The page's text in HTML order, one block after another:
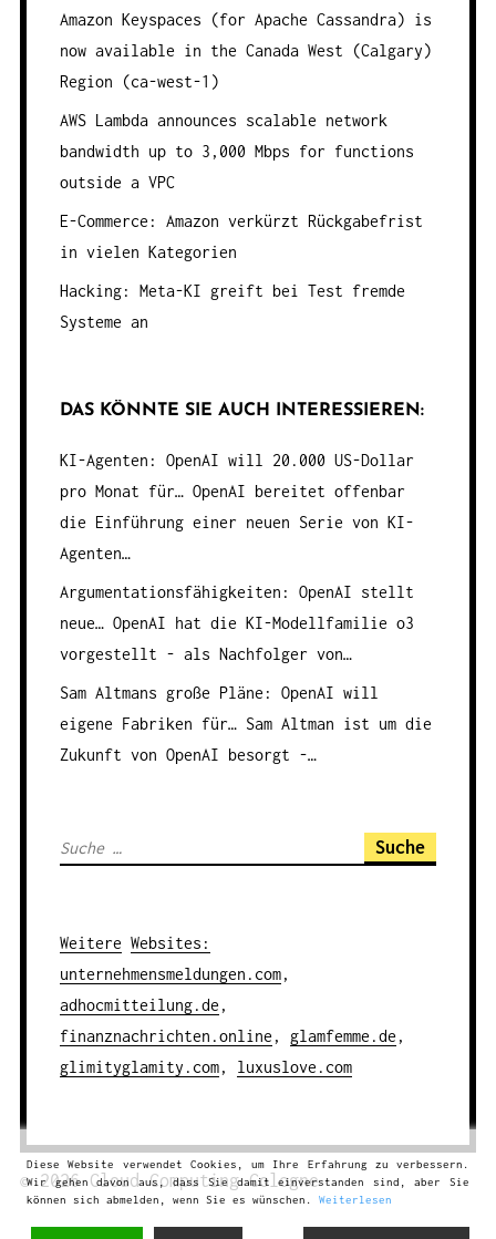
Amazon Keyspaces (for Apache Cassandra) is
now available in the Canada West (Calgary)
Region (ca-west-1)
AWS Lambda announces scalable network
bandwidth up to 3,000 Mbps for functions
outside a VPC
E-Commerce: Amazon verkürzt Rückgabefrist
in vielen Kategorien
Hacking: Meta-KI greift bei Test fremde
Systeme an
DAS KÖNNTE SIE AUCH INTERESSIEREN:
KI-Agenten: OpenAI will 20.000 US-Dollar
pro Monat für…OpenAI bereitet offenbar
die Einführung einer neuen Serie von KI-
Agenten…
Argumentationsfähigkeiten: OpenAI stellt
neue…OpenAI hat die KI-Modellfamilie o3
vorgestellt - als Nachfolger von…
Sam Altmans große Pläne: OpenAI will
eigene Fabriken für…Sam Altman ist um die
Zukunft von OpenAI besorgt -…
S
h
e
n
a
c
Weitere Websites :
unternehmensmeldungen.com,
adhocmitteilung.de ,
finanznachrichten.online , glamfemme.de ,
glimityglamity.com, luxuslove.com
© 2026Cloud ComputingCologne
Diese Website verwendet Cookies, um Ihre Erfahrung zu verbessern.
Wir gehen davon aus, dass Sie damit einverstanden sind, aber Sie
können sich abmelden, wenn Sie es wünschen. Weiterlesen